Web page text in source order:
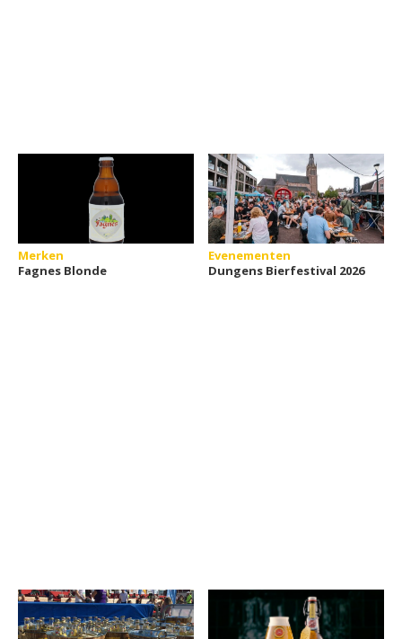
Merken
Fagnes Blonde
Evenementen
Dungens Bierfestival 2026